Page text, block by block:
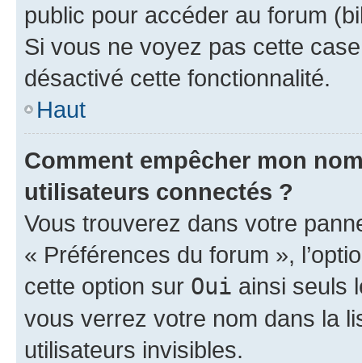
public pour accéder au forum
Si vous ne voyez pas cette
désactivé cette fonctionnalité.
Haut
Comment empêcher mon
utilisateurs connectés ?
Vous trouverez dans votre
« Préférences du forum »,
cette option sur Oui ainsi seuls
vous verrez votre nom dans la
utilisateurs invisibles.